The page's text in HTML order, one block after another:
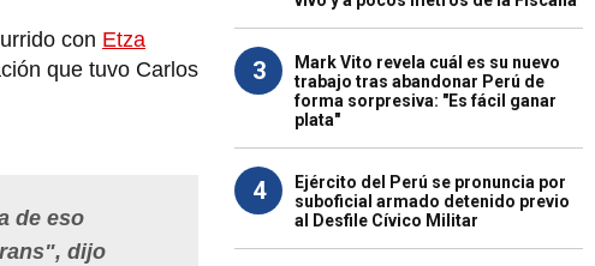
con Etza
que tuvo Carlos
de eso
dijo
3
Mark Vito revela cuál es su nuevo
trabajo tras abandonar Perú de
forma sorpresiva: "Es fácil ganar
plata"
4
Ejército del Perú se pronuncia por
suboficial armado detenido previo
al Desfile Cívico Militar